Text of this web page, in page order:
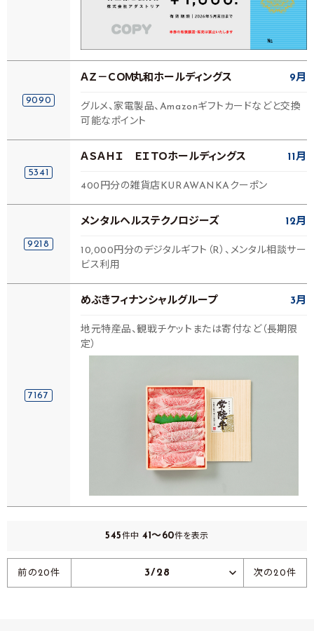
9090
ＡＺ－ＣＯＭ丸和ホールディングス 9月
グルメ、家電製品、Amazonギフトカードなどと交換
可能なポイント
5341
ＡＳＡＨＩ ＥＩＴＯホールディングス 11月
400円分の雑貨店KURAWANKAクーポン
9218
メンタルヘルステクノロジーズ 12月
10,000円分のデジタルギフト（R）、メンタル相談サー
ビス利用
7167
めぶきフィナンシャルグループ 3月
地元特産品、観戦チケットまたは寄付など（長期限
定）
545件中41～60件を表示
前の20件 3/28 次の20件